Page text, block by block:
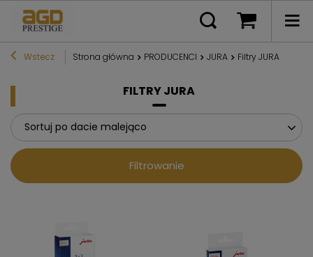
Wstecz Strona główna PRODUCENCI JURA Filtry JURA
FILTRY JURA
Sortuj po dacie malejąco
Filtrowanie